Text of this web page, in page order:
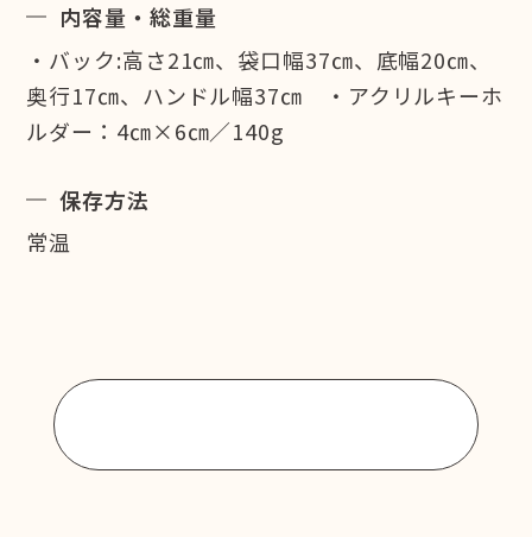
内容量・総重量
・バック:高さ21㎝、袋口幅37㎝、底幅20㎝、
奥行17㎝、ハンドル幅37㎝ ・アクリルキーホ
ルダー：4㎝×6㎝／140g
保存方法
常温